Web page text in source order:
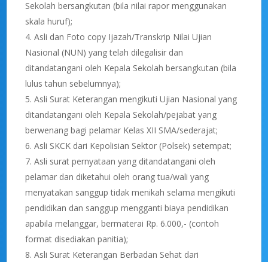
Sekolah bersangkutan (bila nilai rapor menggunakan
skala huruf);
Asli dan Foto copy Ijazah/Transkrip Nilai Ujian
Nasional (NUN) yang telah dilegalisir dan
ditandatangani oleh Kepala Sekolah bersangkutan (bila
lulus tahun sebelumnya);
Asli Surat Keterangan mengikuti Ujian Nasional yang
ditandatangani oleh Kepala Sekolah/pejabat yang
berwenang bagi pelamar Kelas XII SMA/sederajat;
Asli SKCK dari Kepolisian Sektor (Polsek) setempat;
Asli surat pernyataan yang ditandatangani oleh
pelamar dan diketahui oleh orang tua/wali yang
menyatakan sanggup tidak menikah selama mengikuti
pendidikan dan sanggup mengganti biaya pendidikan
apabila melanggar, bermaterai Rp. 6.000,- (contoh
format disediakan panitia);
Asli Surat Keterangan Berbadan Sehat dari